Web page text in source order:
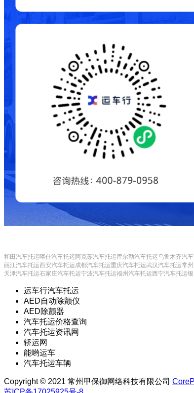
和田汽车托运喀什汽车托运阿克苏汽车托运库尔勒汽车托运乌鲁木齐汽
丽江汽车托运西安汽车托运成都汽车托运重庆汽车托运武汉汽车托运常
天津汽车托运石家庄汽车托运宁波汽车托运福州汽车托运西宁汽车托运
运车行汽车托运
AED自动除颤仪
AED除颤器
汽车托运价格查询
汽车托运资讯网
轿运网
能哟运车
汽车托运车辆
Copyright © 2021 常州甲保御网络科技有限公司